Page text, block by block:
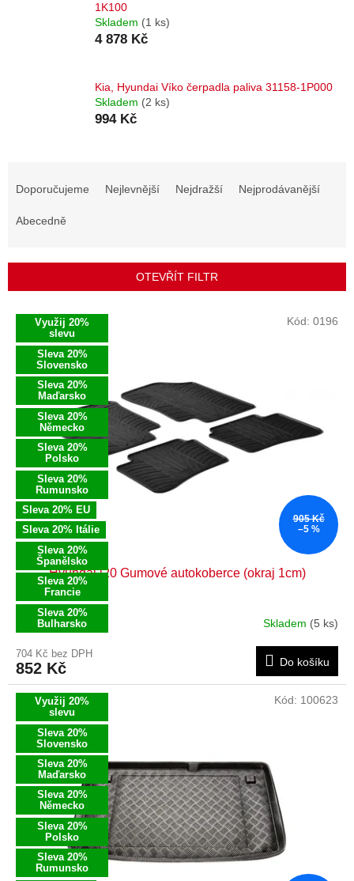
1K100
Skladem (1 ks)
4 878 Kč
Kia, Hyundai Víko čerpadla paliva 31158-1P000
Skladem (2 ks)
994 Kč
r
Doporučujeme Nejlevnější Nejdražší Nejprodávanější
Abecedně
OTEVŘÍT FILTR
V
Využij 20%
slevu
Sleva 20%
Slovensko
Sleva 20%
Maďarsko
Sleva 20%
Německo
Sleva 20%
Polsko
Sleva 20%
Rumunsko
Sleva 20% EU
Sleva 20% Itálie
Sleva 20%
Španělsko
Sleva 20%
Francie
Sleva 20%
Bulharsko
905 Kč
–5 %
Hyundai i20 Gumové autokoberce (okraj 1cm)
Skladem (5 ks)
704 Kč bez DPH
852 Kč Do košíku
Kód: 0196
Využij 20%
slevu
Sleva 20%
Slovensko
Sleva 20%
Maďarsko
Sleva 20%
Německo
Sleva 20%
Polsko
Sleva 20%
Rumunsko
Kód: 100623